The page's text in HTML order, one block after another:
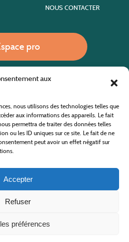
aux
nous utilisons des technologies telles que
aux informations des appareils. Le fait
permettra de traiter des données telles
ou les ID uniques sur ce site. Le fait de ne
peut avoir un effet négatif sur
Accepter
Refuser
préférences
NOUS CONTACTER
pro
européen agricole pour le développement rural
dans les zones rurales
Cévennes au Mont Lozère